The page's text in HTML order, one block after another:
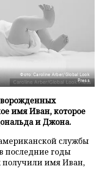
Фото: Caroline Arber/Global Look
Press
имя Иван, которое
и Джона.
службы
последние годы
получили имя Иван,